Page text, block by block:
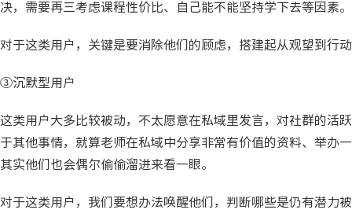
决，需要再三考虑课程性价比、自己能不能坚持学下去等因素。
对于这类用户，关键是要消除他们的顾虑，搭建起从观望到行
③沉默型用户
这类用户大多比较被动，不太愿意在私域里发言，对社群的活
于其他事情，就算老师在私域中分享非常有价值的资料、举办
其实他们也会偶尔偷偷溜进来看一眼。
对于这类用户，我们要想办法唤醒他们，判断哪些是仍有潜